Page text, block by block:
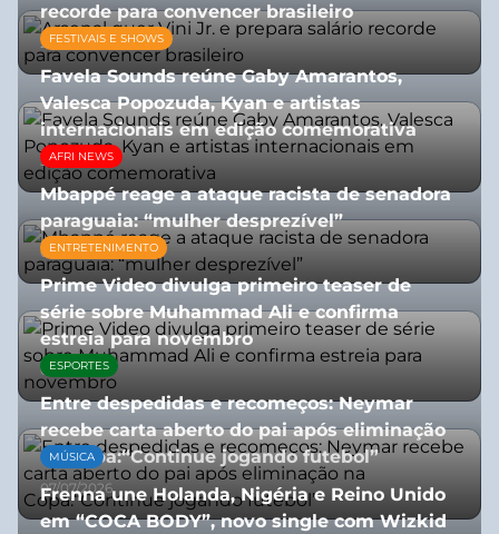
recorde para convencer brasileiro
27/07/2026
FESTIVAIS E SHOWS
Favela Sounds reúne Gaby Amarantos,
Valesca Popozuda, Kyan e artistas
internacionais em edição comemorativa
31/07/2026
AFRI NEWS
Mbappé reage a ataque racista de senadora
paraguaia: “mulher desprezível”
07/07/2026
ENTRETENIMENTO
Prime Video divulga primeiro teaser de
série sobre Muhammad Ali e confirma
estreia para novembro
07/07/2026
ESPORTES
Entre despedidas e recomeços: Neymar
recebe carta aberto do pai após eliminação
na Copa:“Continue jogando futebol”
07/07/2026
MÚSICA
Frenna une Holanda, Nigéria e Reino Unido
em “COCA BODY”, novo single com Wizkid